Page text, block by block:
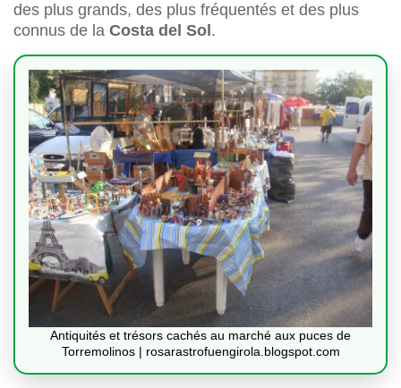
des plus grands, des plus fréquentés et des plus
connus de la Costa del Sol .
Antiquités et trésors cachés au marché aux puces de
Torremolinos | rosarastrofuengirola.blogspot.com